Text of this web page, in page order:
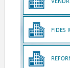
FIDES